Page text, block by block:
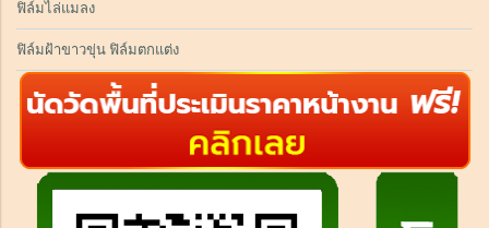
ฟิล์มไล่แมลง
ฟิล์มฝ้าขาวขุ่น ฟิล์มตกแต่ง